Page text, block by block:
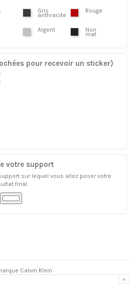
Gris
anthracite
Rouge
Argent Noir
mat
pour recevoir un sticker)
votre support
sur lequel vous allez poser votre
final.
Calvin Klein